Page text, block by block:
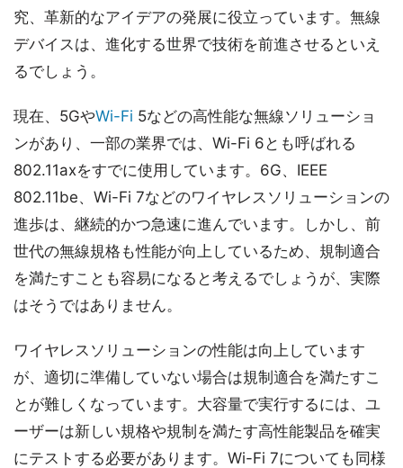
究、革新的なアイデアの発展に役立っています。無線
デバイスは、進化する世界で技術を前進させるといえ
るでしょう。
現在、5GやWi-Fi 5などの高性能な無線ソリューショ
ンがあり、一部の業界では、Wi-Fi 6とも呼ばれる
802.11axをすでに使用しています。6G、IEEE
802.11be、Wi-Fi 7などのワイヤレスソリューションの
進歩は、継続的かつ急速に進んでいます。しかし、前
世代の無線規格も性能が向上しているため、規制適合
を満たすことも容易になると考えるでしょうが、実際
はそうではありません。
ワイヤレスソリューションの性能は向上しています
が、適切に準備していない場合は規制適合を満たすこ
とが難しくなっています。大容量で実行するには、ユ
ーザーは新しい規格や規制を満たす高性能製品を確実
にテストする必要があります。Wi-Fi 7についても同様